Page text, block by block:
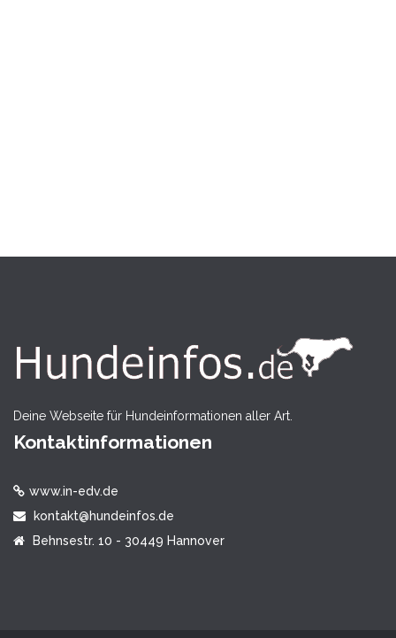
Deine Webseite für Hundeinformationen aller Art.
Kontaktinformationen
www.in-edv.de
kontakt@hundeinfos.de
Behnsestr. 10 - 30449 Hannover